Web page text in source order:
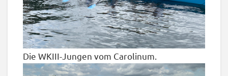
Die WKIII-Jungen vom Carolinum.